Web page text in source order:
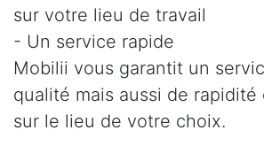
sur votre lieu de travail
- Un service rapide
Mobilii vous garantit un
qualité mais aussi de rapidité
sur le lieu de votre choix.